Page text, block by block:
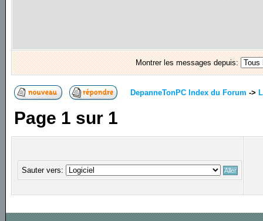
Montrer les messages depuis:
DepanneTonPC Index du Forum ->
Page 1 sur 1
Sauter vers: